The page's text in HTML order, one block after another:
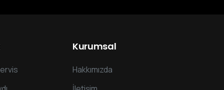
Kurumsal
Hakkımızda